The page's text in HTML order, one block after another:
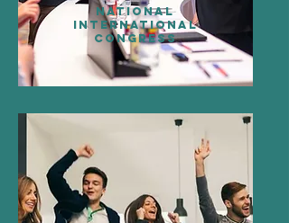
National
International
Congress